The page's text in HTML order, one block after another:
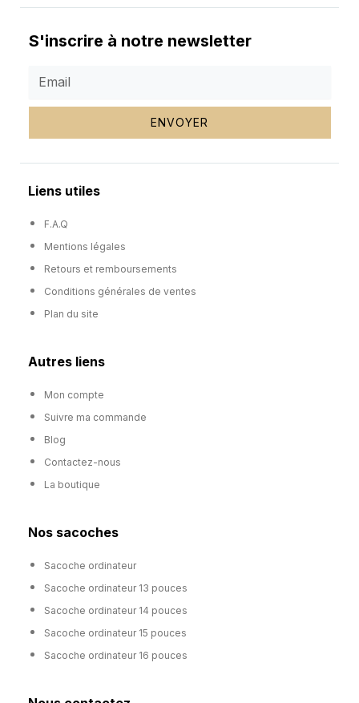
S'inscrire à notre newsletter
ENVOYER
Liens utiles
F.A.Q
Mentions légales
Retours et remboursements
Conditions générales de ventes
Plan du site
Autres liens
Mon compte
Suivre ma commande
Blog
Contactez-nous
La boutique
Nos sacoches
Sacoche ordinateur
Sacoche ordinateur 13 pouces
Sacoche ordinateur 14 pouces
Sacoche ordinateur 15 pouces
Sacoche ordinateur 16 pouces